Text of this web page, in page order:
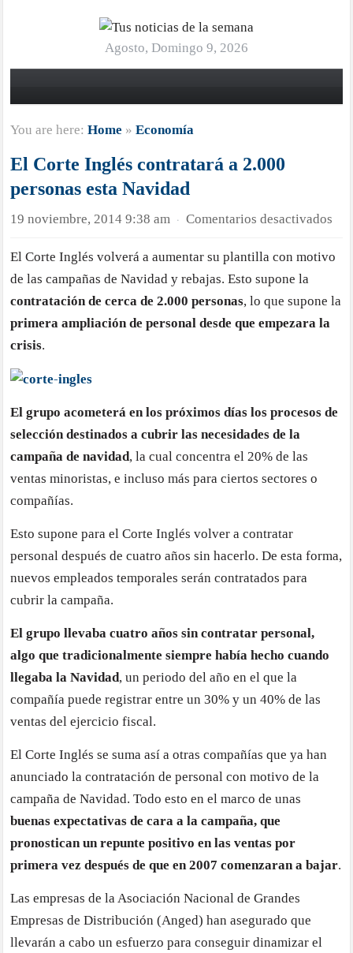
Agosto, Domingo 9, 2026
You are here:Home »Economía
El Corte Inglés contratará a 2.000
personas esta Navidad
19 noviembre, 2014 9:38 am · Comentarios desactivados
El Corte Inglés volverá a aumentar su plantilla con motivo
de las campañas de Navidad y rebajas. Esto supone la
contratación de cerca de 2.000 personas, lo que supone la
primera ampliación de personal desde que empezara la
crisis.
El grupo acometerá en los próximos días los procesos de
selección destinados a cubrir las necesidades de la
campaña de navidad, la cual concentra el 20% de las
ventas minoristas, e incluso más para ciertos sectores o
compañías.
Esto supone para el Corte Inglés volver a contratar
personal después de cuatro años sin hacerlo. De esta forma,
nuevos empleados temporales serán contratados para
cubrir la campaña.
El grupo llevaba cuatro años sin contratar personal,
algo que tradicionalmente siempre había hecho cuando
llegaba la Navidad, un periodo del año en el que la
compañía puede registrar entre un 30% y un 40% de las
ventas del ejercicio fiscal.
El Corte Inglés se suma así a otras compañías que ya han
anunciado la contratación de personal con motivo de la
campaña de Navidad. Todo esto en el marco de unas
buenas expectativas de cara a la campaña, que
pronostican un repunte positivo en las ventas por
primera vez después de que en 2007 comenzaran a bajar.
Las empresas de la Asociación Nacional de Grandes
Empresas de Distribución (Anged) han asegurado que
llevarán a cabo un esfuerzo para conseguir dinamizar el